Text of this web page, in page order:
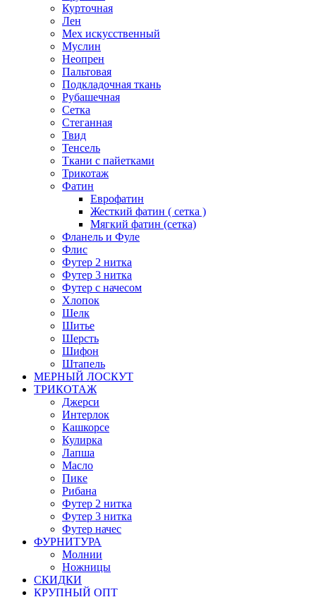
Курточная
Лен
Мех искусственный
Муслин
Неопрен
Пальтовая
Подкладочная ткань
Рубашечная
Сетка
Стеганная
Твид
Тенсель
Ткани с пайетками
Трикотаж
Фатин
Еврофатин
Жесткий фатин ( сетка )
Мягкий фатин (сетка)
Фланель и Фуле
Флис
Футер 2 нитка
Футер 3 нитка
Футер с начесом
Хлопок
Шелк
Шитье
Шерсть
Шифон
Штапель
МЕРНЫЙ ЛОСКУТ
ТРИКОТАЖ
Джерси
Интерлок
Кашкорсе
Кулирка
Лапша
Масло
Пике
Рибана
Футер 2 нитка
Футер 3 нитка
Футер начес
ФУРНИТУРА
Молнии
Ножницы
СКИДКИ
КРУПНЫЙ ОПТ